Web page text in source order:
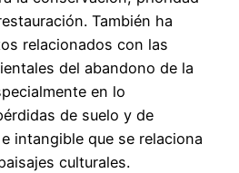
También ha
relacionados con las
del abandono de la
en lo
de suelo y de
intangible que se relaciona
culturales.